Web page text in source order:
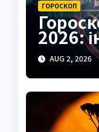
ГОРОСКОП
2026:
Овнів,
Риб
AUG 2, 2026